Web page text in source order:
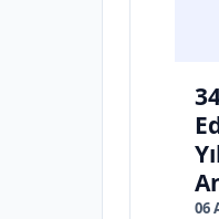
06